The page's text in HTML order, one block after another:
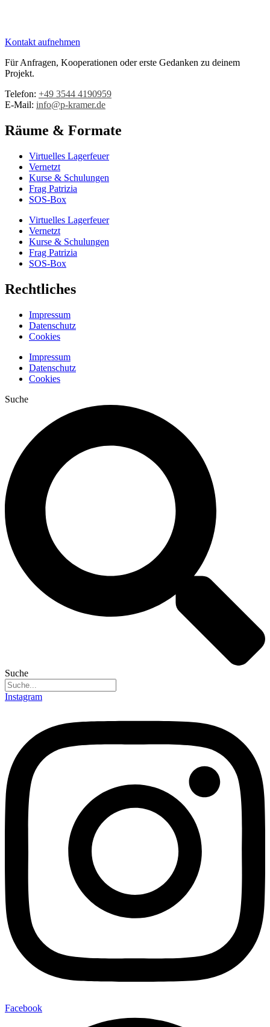
Kontakt aufnehmen
Für Anfragen, Kooperationen oder erste Gedanken zu deinem
Projekt.
Telefon: +49 3544 4190959‬
E-Mail: info@p-kramer.de
Räume & Formate
Virtuelles Lagerfeuer
Vernetzt
Kurse & Schulungen
Frag Patrizia
SOS-Box
Virtuelles Lagerfeuer
Vernetzt
Kurse & Schulungen
Frag Patrizia
SOS-Box
Rechtliches
Impressum
Datenschutz
Cookies
Impressum
Datenschutz
Cookies
Suche
Suche
Instagram
Facebook